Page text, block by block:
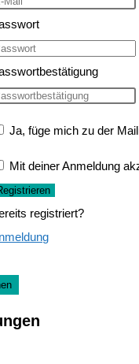
Ja, füge mich zu der
Mit deiner Anmeldung
registriert?